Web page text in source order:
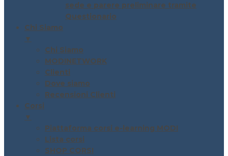
sede e parere preliminare tramite
Questionario
Chi Siamo
▼
Chi Siamo
MODINETWORK
Clienti
Dove siamo
Recensioni Clienti
Corsi
▼
Piattaforma corsi e-learning MODI
Lista corsi
SHOP CORSI